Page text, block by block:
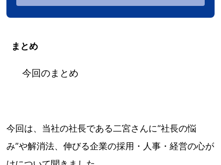
まとめ
今回のまとめ
今回は、当社の社長である二宮さんに“社長の悩
み”や解消法、伸びる企業の採用・人事・経営の心が